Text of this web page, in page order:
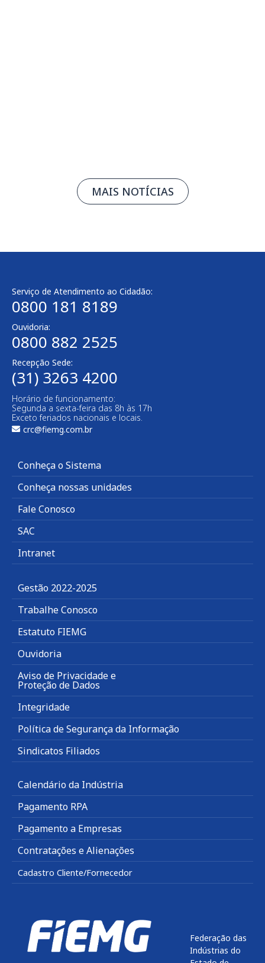
MAIS NOTÍCIAS
Serviço de Atendimento ao Cidadão:
0800 181 8189
Ouvidoria:
0800 882 2525
Recepção Sede:
(31) 3263 4200
Horário de funcionamento:
Segunda a sexta-feira das 8h às 17h
Exceto feriados nacionais e locais.
crc@fiemg.com.br
Conheça o Sistema
Conheça nossas unidades
Fale Conosco
SAC
Intranet
Gestão 2022-2025
Trabalhe Conosco
Estatuto FIEMG
Ouvidoria
Aviso de Privacidade e
Proteção de Dados
Integridade
Política de Segurança da Informação
Sindicatos Filiados
Calendário da Indústria
Pagamento RPA
Pagamento a Empresas
Contratações e Alienações
Cadastro Cliente/Fornecedor
Federação das
Indústrias do